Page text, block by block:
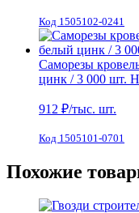
Код 1505102-0241
Саморезы
цинк / 3 000 шт.
912 ₽/тыс. шт.
Код 1505101-0701
Похожие